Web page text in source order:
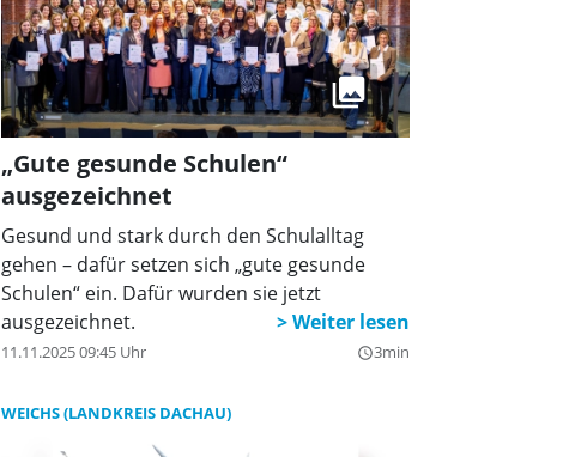
„Gute gesunde Schulen“
ausgezeichnet
Gesund und stark durch den Schulalltag
gehen – dafür setzen sich „gute gesunde
Schulen“ ein. Dafür wurden sie jetzt
ausgezeichnet.
11.11.2025 09:45 Uhr query_builder3min
WEICHS (LANDKREIS DACHAU)